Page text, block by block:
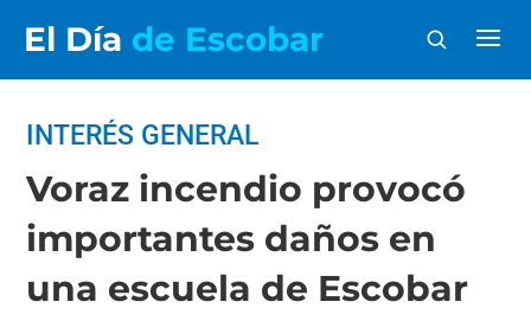
El Día de Escobar
INTERÉS GENERAL
Voraz incendio provocó
importantes daños en
una escuela de Escobar